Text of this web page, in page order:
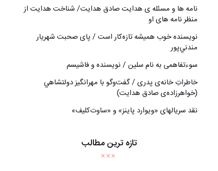
نامه ها و مسئله ی هدایت صادق هدایت/ شناخت هدایت از
منظر نامه های او
نويسنده خوب هميشه تازه‌كار است / پای صحبت شهريار
مندني‌پور
سوءتفاهمی به نام سلین / نویسنده و فاشیسم
خاطراتِ خانه‌ی پدری / گفت‌وگو با مهرانگيز دولتشاهي
(خواهرزاده‌ی صادق هدايت)
نقد سریالهای «ویوارد پاینز» و «ساوت‌کلیف»
تازه ترین مطالب